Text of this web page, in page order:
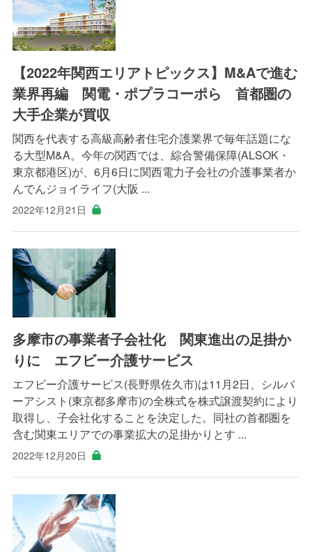
【2022年関西エリアトピックス】M&Aで進む
業界再編 関電・ポプラコーポら 首都圏の
大手企業が買収
関西を代表する高級高齢者住宅介護業界で毎年話題にな
る大型M&A。今年の関西では、綜合警備保障(ALSOK・
東京都港区)が、6月6日に関西電力子会社の介護事業者か
んでんジョイライフ(大阪 ...
2022年12月21日
多摩市の事業者子会社化 関東進出の足掛か
りに エフビー介護サービス
エフビー介護サービス(長野県佐久市)は11月2日、シルバ
ーアシスト(東京都多摩市)の全株式を株式譲渡契約により
取得し、子会社化することを決定した。同社の首都圏を
含む関東エリアでの事業拡大の足掛かりとす ...
2022年12月20日